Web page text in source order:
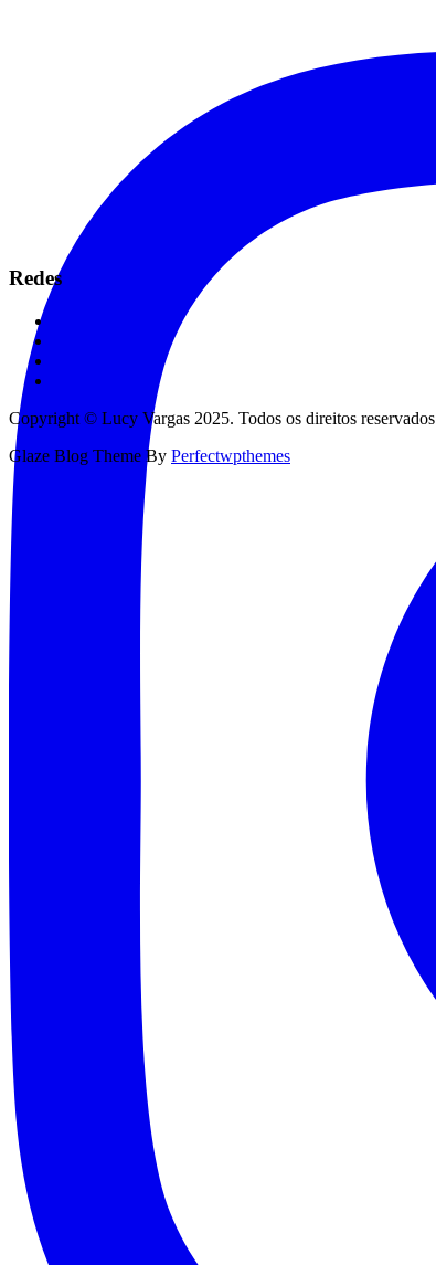
Redes
Copyright © Lucy Vargas 2025. Todos os direitos reservados
Glaze Blog Theme By Perfectwpthemes